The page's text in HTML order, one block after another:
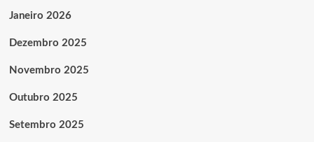
Janeiro 2026
Dezembro 2025
Novembro 2025
Outubro 2025
Setembro 2025